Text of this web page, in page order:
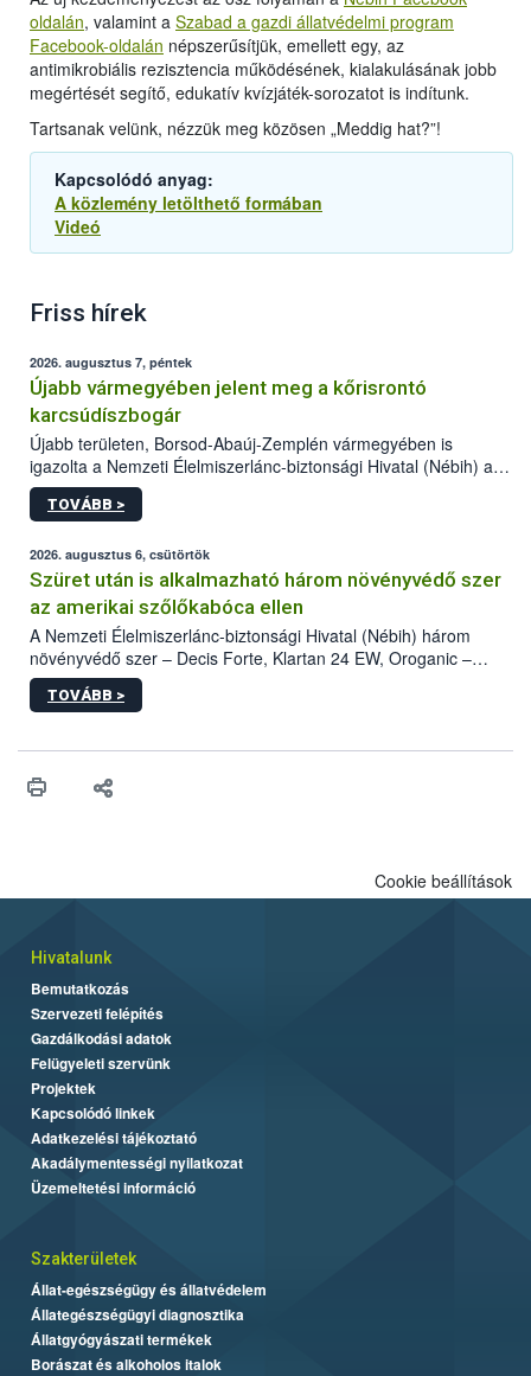
oldalán, valamint a Szabad a gazdi állatvédelmi program
Facebook-oldalán népszerűsítjük, emellett egy, az
antimikrobiális rezisztencia működésének, kialakulásának jobb
megértését segítő, edukatív kvízjáték-sorozatot is indítunk.
Tartsanak velünk, nézzük meg közösen „Meddig hat?”!
Kapcsolódó anyag:
A közlemény letölthető formában
Videó
Friss hírek
2026. augusztus 7, péntek
Újabb vármegyében jelent meg a kőrisrontó
karcsúdíszbogár
Újabb területen, Borsod-Abaúj-Zemplén vármegyében is
igazolta a Nemzeti Élelmiszerlánc-biztonsági Hivatal (Nébih) a
kőrisrontó karcsúdíszbogár (Agrilus planipennis) jelenlétét. A
kártevőt nem csak színcsapdában találták meg, de már fertőzött
az intenzív felderítést, emellett az intézkedéseket a szlovák
hatósággal is összehangolják a terjedés megállítása érdekében.
TOVÁBB >
2026. augusztus 6, csütörtök
Szüret után is alkalmazható három növényvédő szer
az amerikai szőlőkabóca ellen
A Nemzeti Élelmiszerlánc-biztonsági Hivatal (Nébih) három
növényvédő szer – Decis Forte, Klartan 24 EW, Oroganic –
engedélyokiratát módosította, így azok a szüretet követően,
egészen a vesszőérettség (BBCH 91) stádiumáig
érésű szőlőkben is legyen lehetőség a károsító elleni további
felhasználók számára is elérhető és ökológiai termesztésben is
TOVÁBB >
Cookie beállítások
Hivatalunk
Bemutatkozás
Szervezeti felépítés
Gazdálkodási adatok
Felügyeleti szervünk
Projektek
Kapcsolódó linkek
Adatkezelési tájékoztató
Akadálymentességi nyilatkozat
Üzemeltetési információ
Szakterületek
Állat-egészségügy és állatvédelem
Állategészségügyi diagnosztika
Állatgyógyászati termékek
Borászat és alkoholos italok